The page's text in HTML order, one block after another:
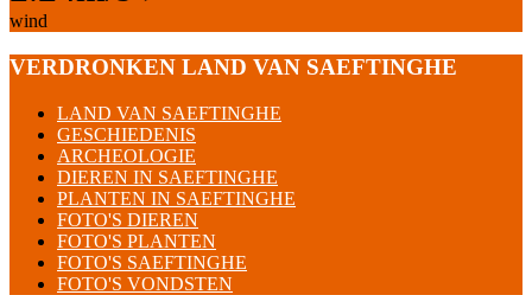
wind
VERDRONKEN LAND VAN SAEFTINGHE
LAND VAN SAEFTINGHE
GESCHIEDENIS
ARCHEOLOGIE
DIEREN IN SAEFTINGHE
PLANTEN IN SAEFTINGHE
FOTO'S DIEREN
FOTO'S PLANTEN
FOTO'S SAEFTINGHE
FOTO'S VONDSTEN